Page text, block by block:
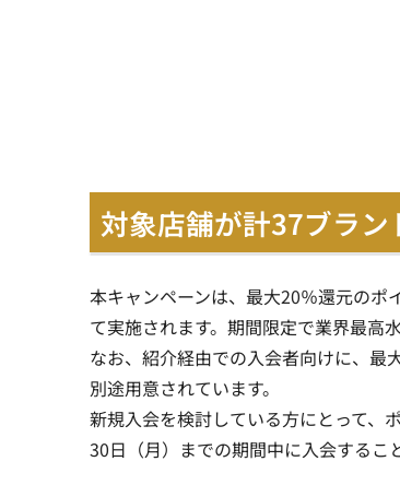
対象店舗が計37ブラン
本キャンペーンは、最大20％還元の
て実施されます。期間限定で業界最高
なお、紹介経由での入会者向けに、最
別途用意されています。
新規入会を検討している方にとって、
30日（月）までの期間中に入会するこ